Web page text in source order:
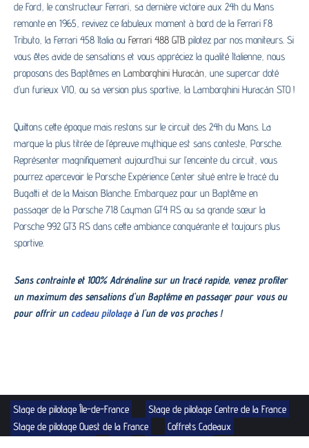
de Ford, le constructeur Ferrari, sa dernière victoire aux 24h du Mans
remonte en 1965, revivez ce fabuleux moment à bord de la Ferrari F8
Tributo, la Ferrari 458 Italia ou Ferrari 488 GTB pilotez par nos moniteurs. Si
vous êtes avide de sensations et vous appréciez la qualité Italienne, nous
proposons des Baptêmes en Lamborghini Huracán , une supercar doté
d’un furieux V10, ou sa version plus sportive, la Lamborghini Huracán STO !
Quittons cette époque mais restons sur le circuit des 24h du Mans. La
marque la plus titrée de l’épreuve mythique est sans conteste, Porsche.
Représenter magnifiquement aujourd’hui sur l’enceinte du circuit, vous
pourrez apercevoir le Porsche Expérience Center situé entre le tracé du
Bugatti et de la Maison Blanche. Embarquez pour un Baptême en
passager de la Porsche 718 Cayman GT4 RS ou sa grande sœur la
Porsche 992 GT3 RS dans cette ambiance conquérante et toujours plus
sportive.
Sans contrainte et 100% Adrénaline sur un tracé rapide, venez profiter
un maximum des sensations d’un Baptême en passager pour vous ou
pour offrir un cadeau pilotageà l’un de vos proches !
Stage de pilotage Île-de-France
Stage de pilotage Centre de la France
Stage de pilotage Ouest de la France
Coffrets Cadeaux